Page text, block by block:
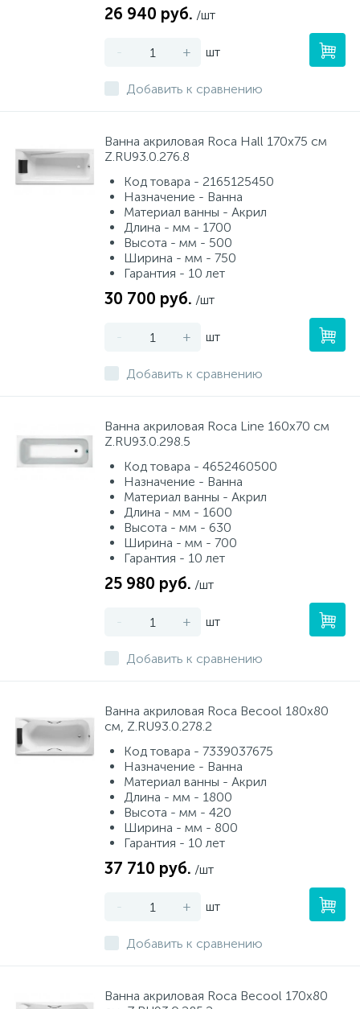
26 940 руб. /шт
- + шт
Добавить к сравнению
Ванна акриловая Roca Hall 170х75 см
Z.RU93.0.276.8
Код товара - 2165125450
Назначение - Ванна
Материал ванны - Акрил
Длина - мм - 1700
Высота - мм - 500
Ширина - мм - 750
Гарантия - 10 лет
30 700 руб. /шт
- + шт
Добавить к сравнению
Ванна акриловая Roca Line 160x70 см
Z.RU93.0.298.5
Код товара - 4652460500
Назначение - Ванна
Материал ванны - Акрил
Длина - мм - 1600
Высота - мм - 630
Ширина - мм - 700
Гарантия - 10 лет
25 980 руб. /шт
- + шт
Добавить к сравнению
Ванна акриловая Roca Becool 180х80
см, Z.RU93.0.278.2
Код товара - 7339037675
Назначение - Ванна
Материал ванны - Акрил
Длина - мм - 1800
Высота - мм - 420
Ширина - мм - 800
Гарантия - 10 лет
37 710 руб. /шт
- + шт
Добавить к сравнению
Ванна акриловая Roca Becool 170х80